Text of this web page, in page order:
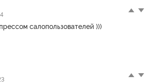
салопользователей )))